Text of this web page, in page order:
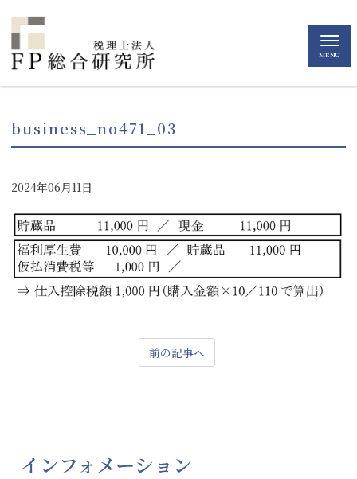
MENU
business_no471_03
2024年06月11日
前の記事へ
インフォメーション